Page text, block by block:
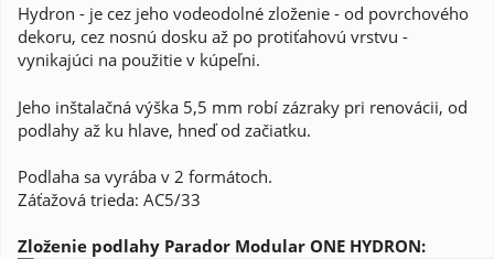
Hydron - je cez jeho vodeodolné zloženie - od povrchového
dekoru, cez nosnú dosku až po protiťahovú vrstvu -
vynikajúci na použitie v kúpeľni.
Jeho inštalačná výška 5,5 mm robí zázraky pri renovácii, od
podlahy až ku hlave, hneď od začiatku.
Podlaha sa vyrába v 2 formátoch.
Záťažová trieda: AC5/33
Zloženie podlahy Parador Modular ONE HYDRON: